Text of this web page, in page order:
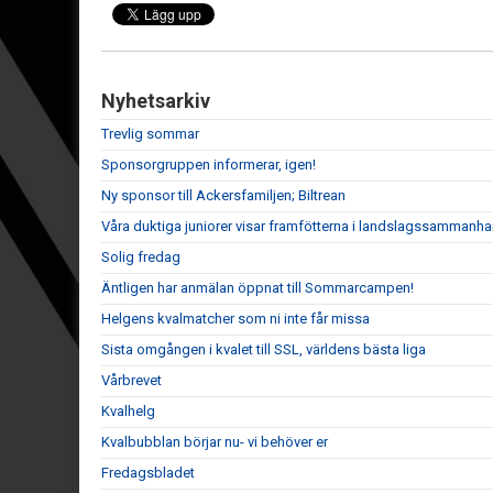
Nyhetsarkiv
Trevlig sommar
Sponsorgruppen informerar, igen!
Ny sponsor till Ackersfamiljen; Biltrean
Våra duktiga juniorer visar framfötterna i
Solig fredag
Äntligen har anmälan öppnat till Sommarcampen!
Helgens kvalmatcher som ni inte får missa
Sista omgången i kvalet till SSL, världens bästa liga
Vårbrevet
Kvalhelg
Kvalbubblan börjar nu- vi behöver er
Fredagsbladet